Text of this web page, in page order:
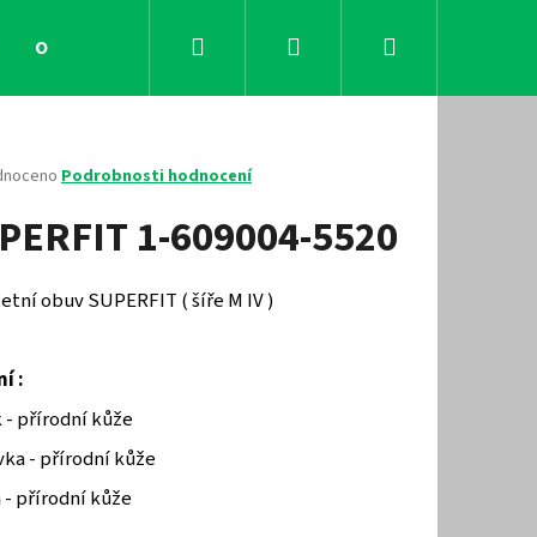
Obchodní podmínky KontaktyPřihlášení
Podrobnosti hodnocení
1-609004-5520
obuv SUPERFIT ( šíře M IV )
:
- přírodní kůže
- přírodní kůže
přírodní kůže